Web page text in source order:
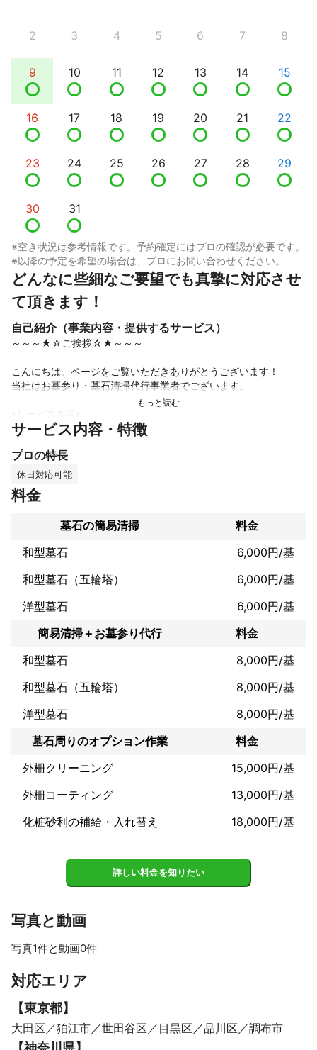
2 3 4 5 6 7 8
9 10 11 12 13 14 15
16 17 18 19 20 21 22
23 24 25 26 27 28 29
30 31
※空き状況は参考情報です。予約確定にはプロの確認が必要です。
※以降の予定を希望の場合は、プロにお問い合わせください。
どんなに些細なご要望でも真摯に対応させ
て頂きます！
自己紹介（事業内容・提供するサービス）
～～～★☆ご挨拶☆★～～～
こんにちは。ページをご覧いただきありがとうございます！
当社はお墓参り・墓石清掃代行事業者でございます。
お忙しい方をはじめ、ご遠方でなかなかお墓参りができない方、
あなたに代わり、心を込めてお墓のお参り、お掃除をさせていた
だきます。
◉基本サービス内容◉
サービス終了後にお掃除前後がよくわかる報告書を送付いたしま
水拭きだけとは違い、お墓にやさしい洗剤を使用しますので、長
期間キレイな状態を保てます。
供花とお線香も基本料金に含まれていますので安心です。
しつこい黒ズミ（水アカ）の除去も追加料金はいただきません。
お盆やお彼岸などの、時期による追加料金はいただいておりませ
これまでの実績
～～～★☆資格☆★～～～
◉【墓地清掃士】
※墓地清掃士とは一般社団法人・墓地清掃士認定協会が定める認定
お墓の掃除や管理を専門的に行うプロフェッショナルで、その役
など、墓地に関する専門的な知識が求められ、使用する清掃剤や
道具の選定、故人や遺族への深い理解と尊重が求められます。
～～～★☆仕事の好きな点☆★～～～
何と言ってもお客様の満足された笑顔が一番うれしいです！
～～～★☆仕事をする上で心がけていること☆★～～～
◉お客様の立場になる◉
自分だったらこうしてくれたらうれしいや助かるなどを考え、お
客様と相談して最善の作業を致します。
◉安全第一◉
お客様のご自宅での作業は安全を第一にするために、作業道具を
一か所にまとめて、お子様やペットがいるご家庭には危険なので
近寄らないようお伝えします。
サービス内容・特徴
プロの特長
休日対応可能
料金
墓石の簡易清掃
料金
和型墓石
6,000円/基
和型墓石（五輪塔）
6,000円/基
洋型墓石
6,000円/基
簡易清掃＋お墓参り代行
料金
和型墓石
8,000円/基
和型墓石（五輪塔）
8,000円/基
洋型墓石
8,000円/基
墓石周りのオプション作業
料金
外柵クリーニング
15,000円/基
外柵コーティング
13,000円/基
化粧砂利の補給・入れ替え
18,000円/基
詳しい料金を知りたい
写真と動画
写真1件と動画0件
対応エリア
【東京都】
大田区 狛江市 世田谷区 目黒区 品川区 調布市